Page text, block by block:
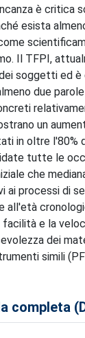
è critica
esista
Il TFPI,
soggetti ed
due
un
in oltre
tutte le
che
processi di
all'età
e la
dei
simili
completa